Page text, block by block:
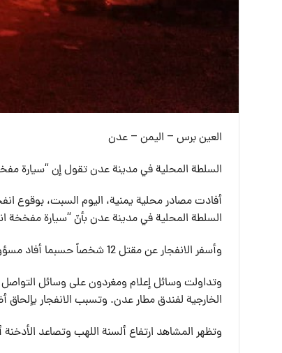
العين برس – اليمن – عدن
السلطة المحلية في مدينة عدن تقول إن “سيارة
أفادت مصادر محلية يمنية، اليوم السبت، بوقوع
السلطة المحلية في مدينة عدن بأنّ “سيارة
وأسفر الانفجار عن مقتل 12 شخصاً حسبما أفاد مسؤول أمني حكومي رفيع، لافتاً إلى أنّ “الانفجار لم تُعرف أسبابه” بعد.
وتداولت وسائل إعلام ومغردون على وسائل
الخارجية لفندق مطار عدن. وتسبب الانفجار يإلحاق
وتظهر المشاهد ارتفاع ألسنة اللهب وتصاعد